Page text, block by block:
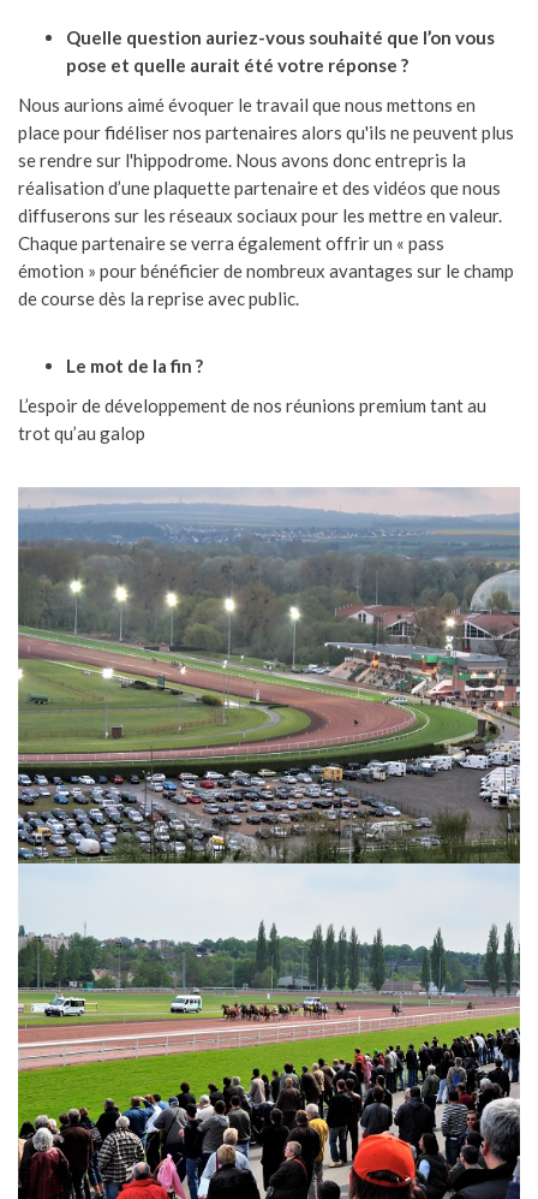
Quelle question auriez-vous souhaité que l’on vous
pose et quelle aurait été votre réponse ?
Nous aurions aimé évoquer le travail que nous mettons en
place pour fidéliser nos partenaires alors qu'ils ne peuvent plus
se rendre sur l'hippodrome. Nous avons donc entrepris la
réalisation d’une plaquette partenaire et des vidéos que nous
diffuserons sur les réseaux sociaux pour les mettre en valeur.
Chaque partenaire se verra également offrir un « pass
émotion » pour bénéficier de nombreux avantages sur le champ
de course dès la reprise avec public.
Le mot de la fin ?
L’espoir de développement de nos réunions premium tant au
trot qu’au galop